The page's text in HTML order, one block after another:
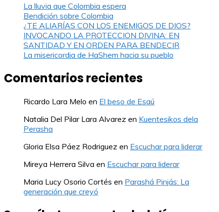
La lluvia que Colombia espera
Bendición sobre Colombia
¿TE ALIARÍAS CON LOS ENEMIGOS DE DIOS?
INVOCANDO LA PROTECCION DIVINA: EN
SANTIDAD Y EN ORDEN PARA BENDECIR
La misericordia de HaShem hacia su pueblo
Comentarios recientes
Ricardo Lara Melo en El beso de Esaú
Natalia Del Pilar Lara Alvarez en Kuentesikos dela
Perasha
Gloria Elsa Páez Rodriguez en Escuchar para liderar
Mireya Herrera Silva en Escuchar para liderar
Maria Lucy Osorio Cortés en Parashá Pinjás: La
generación que creyó